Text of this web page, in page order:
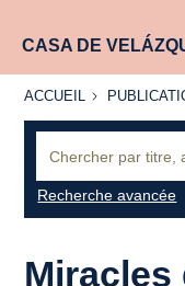
CASA DE
ACCUEIL
ACCUEIL
Recherche avancée
Miracles